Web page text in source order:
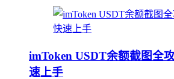
imToken USDT余额截图全
速上手